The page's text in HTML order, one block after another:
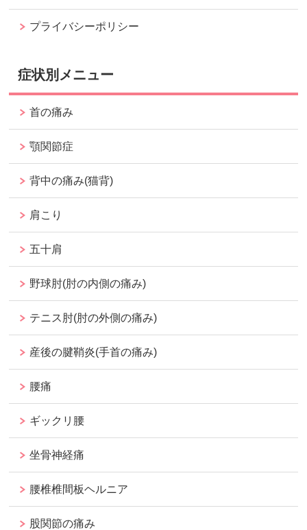
プライバシーポリシー
症状別メニュー
首の痛み
顎関節症
背中の痛み(猫背)
肩こり
五十肩
野球肘(肘の内側の痛み)
テニス肘(肘の外側の痛み)
産後の腱鞘炎(手首の痛み)
腰痛
ギックリ腰
坐骨神経痛
腰椎椎間板ヘルニア
股関節の痛み